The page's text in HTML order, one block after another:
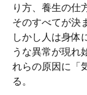
り方、養生の仕
そのすべてが決
しかし人は身体
うな異常が現れ
れらの原因に「
る。